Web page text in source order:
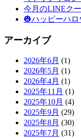
今月のLINEク
🎃ハッピーハロ
アーカイブ
2026年6月 (1)
2026年5月 (1)
2026年4月 (1)
2025年11月 (1)
2025年10月 (4)
2025年9月 (29)
2025年8月 (30)
2025年7月 (31)